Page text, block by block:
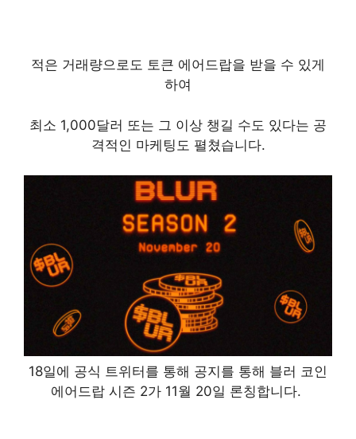
적은 거래량으로도 토큰 에어드랍을 받을 수 있게
하여
최소 1,000달러 또는 그 이상 챙길 수도 있다는 공
격적인 마케팅도 펼쳤습니다.
18일에 공식 트위터를 통해 공지를 통해 블러 코인
에어드랍 시즌 2가 11월 20일 론칭합니다. ​